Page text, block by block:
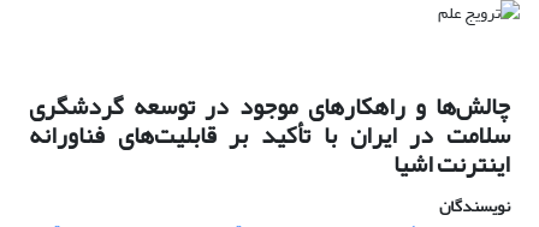
چالش‌ها و راهکارهای موجود در توسعه گردشگری
سلامت در ایران با تأکید بر قابلیت‌های فناورانه
اینترنت اشیا
نویسندگان